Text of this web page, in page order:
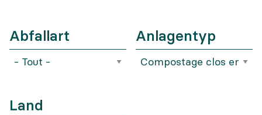
Abfallart Anlagentyp
Land